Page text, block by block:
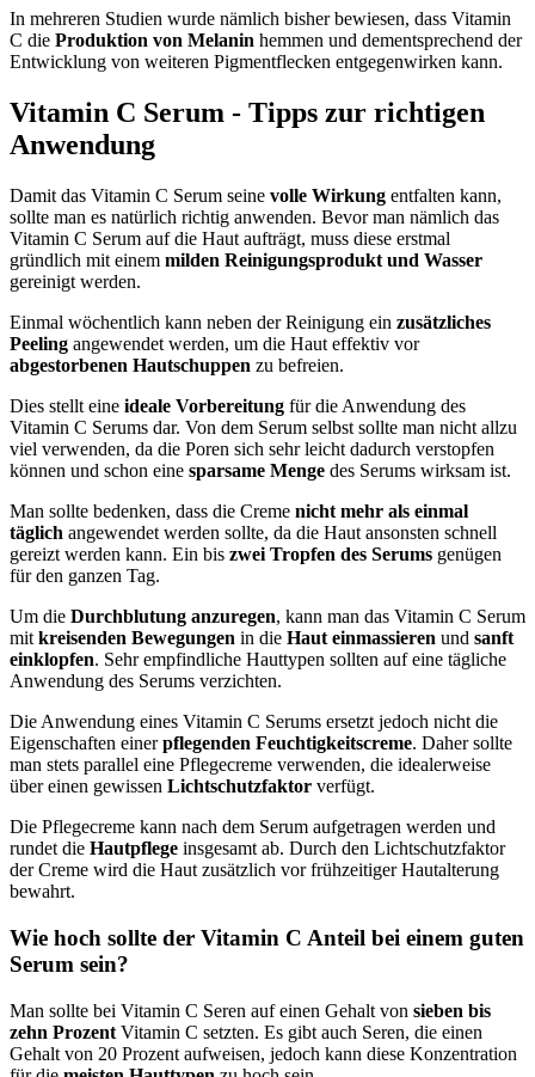
In mehreren Studien wurde nämlich bisher bewiesen, dass Vitamin
C die Produktion von Melanin hemmen und dementsprechend der
Entwicklung von weiteren Pigmentflecken entgegenwirken kann.
Vitamin C Serum - Tipps zur richtigen
Anwendung
Damit das Vitamin C Serum seine volle Wirkung entfalten kann,
sollte man es natürlich richtig anwenden. Bevor man nämlich das
Vitamin C Serum auf die Haut aufträgt, muss diese erstmal
gründlich mit einem milden Reinigungsprodukt und Wasser
gereinigt werden.
Einmal wöchentlich kann neben der Reinigung ein zusätzliches
Peeling angewendet werden, um die Haut effektiv vor
abgestorbenen Hautschuppen zu befreien.
Dies stellt eine ideale Vorbereitung für die Anwendung des
Vitamin C Serums dar. Von dem Serum selbst sollte man nicht allzu
viel verwenden, da die Poren sich sehr leicht dadurch verstopfen
können und schon eine sparsame Menge des Serums wirksam ist.
Man sollte bedenken, dass die Creme nicht mehr als einmal
täglich angewendet werden sollte, da die Haut ansonsten schnell
gereizt werden kann. Ein bis zwei Tropfen des Serums genügen
für den ganzen Tag.
Um die Durchblutung anzuregen, kann man das Vitamin C Serum
mit kreisenden Bewegungen in die Haut einmassieren und sanft
einklopfen. Sehr empfindliche Hauttypen sollten auf eine tägliche
Anwendung des Serums verzichten.
Die Anwendung eines Vitamin C Serums ersetzt jedoch nicht die
Eigenschaften einerpflegenden Feuchtigkeitscreme. Daher sollte
man stets parallel eine Pflegecreme verwenden, die idealerweise
über einen gewissen Lichtschutzfaktor verfügt.
Die Pflegecreme kann nach dem Serum aufgetragen werden und
rundet die Hautpflege insgesamt ab. Durch den Lichtschutzfaktor
der Creme wird die Haut zusätzlich vor frühzeitiger Hautalterung
bewahrt.
Wie hoch sollte der Vitamin C Anteil bei einem guten
Serum sein?
Man sollte bei Vitamin C Seren auf einen Gehalt von sieben bis
zehn Prozent Vitamin C setzten. Es gibt auch Seren, die einen
Gehalt von 20 Prozent aufweisen, jedoch kann diese Konzentration